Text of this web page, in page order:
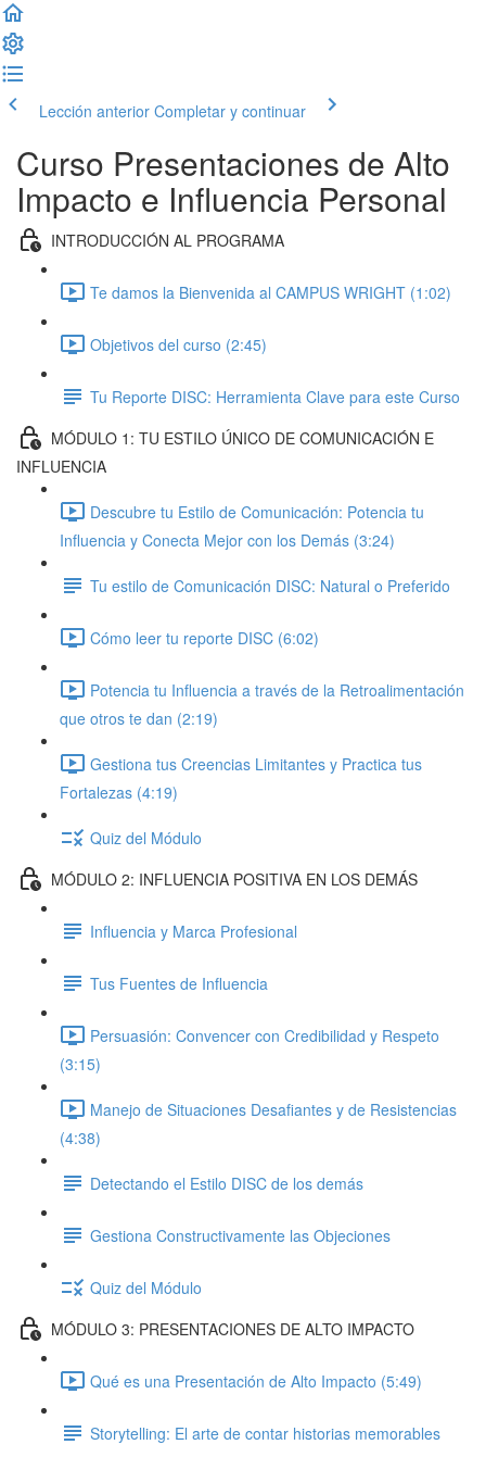
Lección anterior Completar y continuar
Curso Presentaciones de Alto
Impacto e Influencia Personal
INTRODUCCIÓN AL PROGRAMA
Te damos la Bienvenida al CAMPUS WRIGHT (1:02)
Objetivos del curso (2:45)
Tu Reporte DISC: Herramienta Clave para este Curso
MÓDULO 1: TU ESTILO ÚNICO DE COMUNICACIÓN E
INFLUENCIA
Descubre tu Estilo de Comunicación: Potencia tu
Influencia y Conecta Mejor con los Demás (3:24)
Tu estilo de Comunicación DISC: Natural o Preferido
Cómo leer tu reporte DISC (6:02)
Potencia tu Influencia a través de la Retroalimentación
que otros te dan (2:19)
Gestiona tus Creencias Limitantes y Practica tus
Fortalezas (4:19)
Quiz del Módulo
MÓDULO 2: INFLUENCIA POSITIVA EN LOS DEMÁS
Influencia y Marca Profesional
Tus Fuentes de Influencia
Persuasión: Convencer con Credibilidad y Respeto
(3:15)
Manejo de Situaciones Desafiantes y de Resistencias
(4:38)
Detectando el Estilo DISC de los demás
Gestiona Constructivamente las Objeciones
Quiz del Módulo
MÓDULO 3: PRESENTACIONES DE ALTO IMPACTO
Qué es una Presentación de Alto Impacto (5:49)
Storytelling: El arte de contar historias memorables